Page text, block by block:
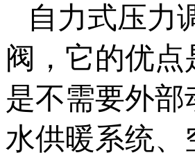
自力式压力
阀，它的优
是不需要外
水供暖系统